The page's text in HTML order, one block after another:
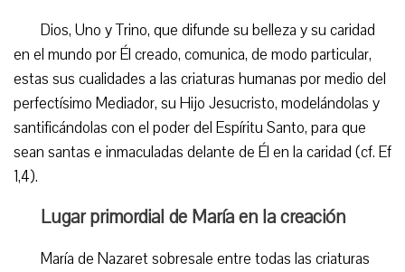
Dios, Uno y Trino, que difunde su belleza y su caridad
en el mundo por Él creado, comunica, de modo particular,
estas sus cualidades a las criaturas humanas por medio del
perfectísimo Mediador, su Hijo Jesucristo, modelándolas y
santificándolas con el poder del Espíritu Santo, para que
sean santas e inmaculadas delante de Él en la caridad (cf. Ef
1,4).
Lugar primordial de María en la creación
María de Nazaret sobresale entre todas las criaturas